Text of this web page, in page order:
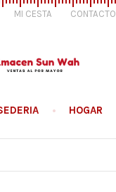
MI CESTA CONTACTO
HOGAR